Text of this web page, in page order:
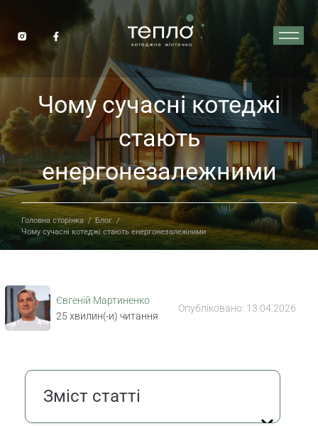
Чому сучасні котеджі
стають
енергонезалежними
Головна сторінка / Блог /
Чому сучасні котеджі стають енергонезалежними
Євгеній Мартиненко
25 хвилин(-и) читання
Опубліковано: 13.04.2026
Зміст статті